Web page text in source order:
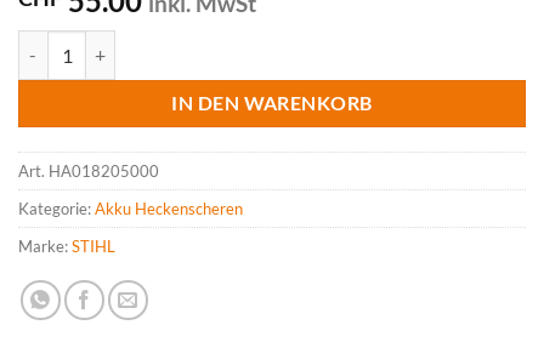
IN DEN WARENKORB
Art. HA018205000
Kategorie:Akku Heckenscheren
Marke:STIHL